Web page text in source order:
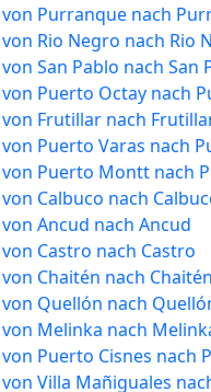
Purranque nach
Rio Negro nach Rio
San Pablo nach San
Puerto Octay nach
Frutillar nach
Puerto Varas nach
Puerto Montt nach
Calbuco nach
Ancud nach Ancud
Castro nach Castro
Chaitén nach Chaitén
Quellón nach
Melinka nach
Puerto Cisnes nach
Villa Mañiguales